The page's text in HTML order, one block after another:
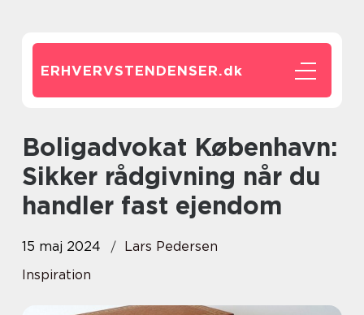
ERHVERVSTENDENSER.dk
Boligadvokat København:
Sikker rådgivning når du
handler fast ejendom
15 maj 2024
Lars Pedersen
Inspiration